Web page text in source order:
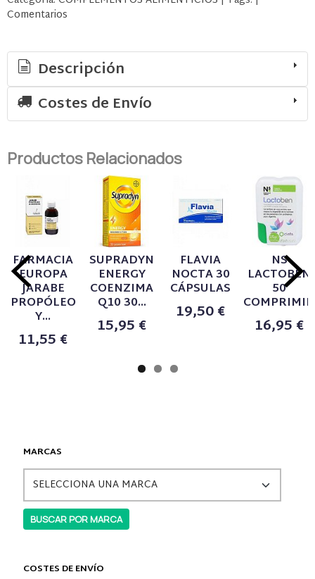
MARCAS
COSTES DE ENVÍO
Comentarios
Descripción
Costes de Envío
Productos Relacionados
FARMACIA
EUROPA
JARABE
PROPÓLEO
Y...
11,55 €
​SUPRADYN
ENERGY
COENZIMA
Q10 30...
15,95 €
FLAVIA
NOCTA 30
CÁPSULAS
19,50 €
NS
LACTOBEN
50
16,95 €